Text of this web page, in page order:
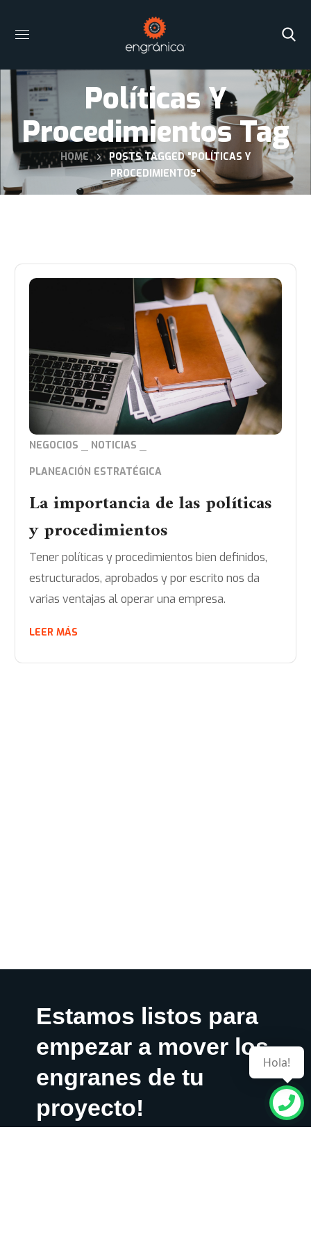
Políticas Y
Procedimientos Tag
HOME
POSTS TAGGED "POLÍTICAS Y
PROCEDIMIENTOS"
NEGOCIOS
NOTICIAS
PLANEACIÓN ESTRATÉGICA
La importancia de las políticas
y procedimientos
Tener políticas y procedimientos bien definidos,
estructurados, aprobados y por escrito nos da
varias ventajas al operar una empresa.
LEER MÁS
Estamos listos para
empezar a mover los
engranes de tu
proyecto!
Hola!